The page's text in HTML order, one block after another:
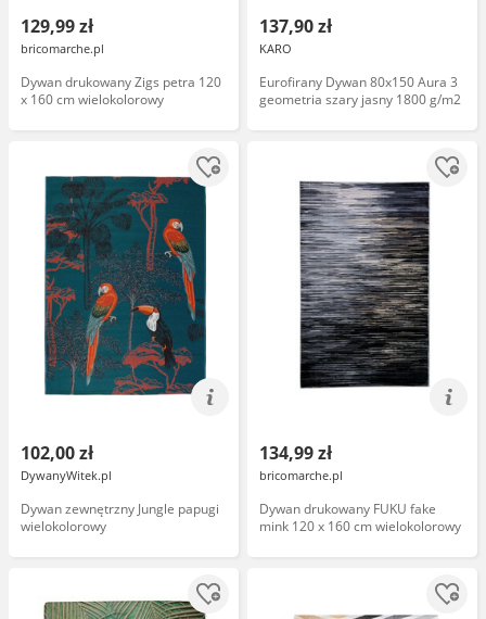
129,99 zł
bricomarche.pl
Dywan drukowany Zigs petra 120
x 160 cm wielokolorowy
137,90 zł
KARO
Eurofirany Dywan 80x150 Aura 3
geometria szary jasny 1800 g/m2
102,00 zł
DywanyWitek.pl
Dywan zewnętrzny Jungle papugi
wielokolorowy
134,99 zł
bricomarche.pl
Dywan drukowany FUKU fake
mink 120 x 160 cm wielokolorowy